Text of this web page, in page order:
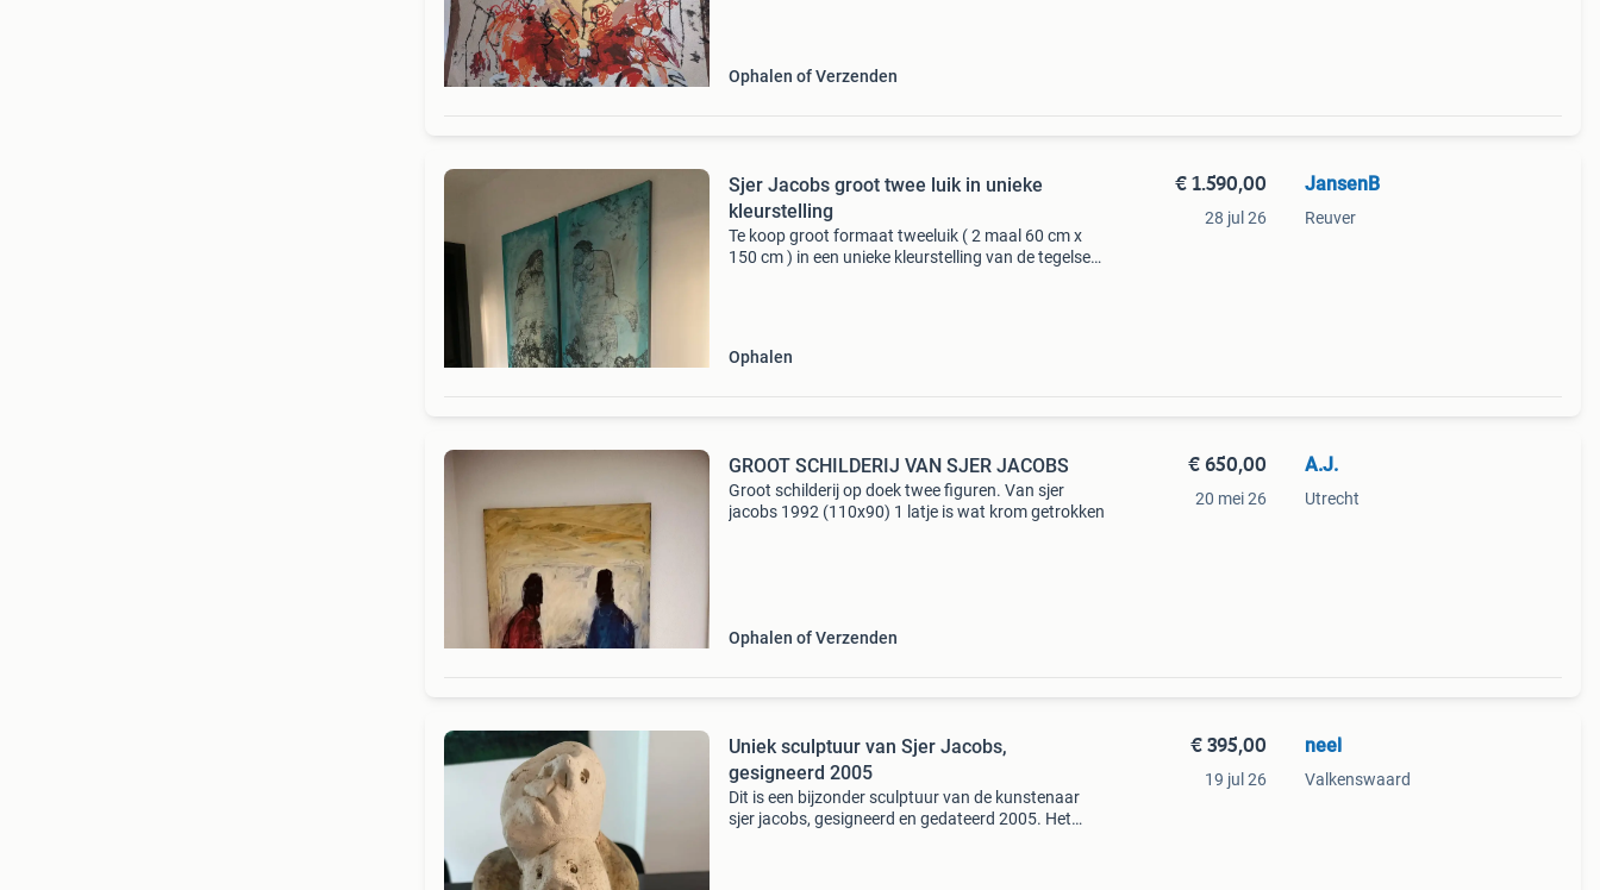
Ophalen of Verzenden
Sjer Jacobs groot twee luik in unieke
kleurstelling
Te koop groot formaat tweeluik ( 2 maal 60 cm x
150 cm ) in een unieke kleurstelling van de tegelse
Ophalen
€ 1.590,00
28 jul 26
JansenB
Reuver
GROOT SCHILDERIJ VAN SJER JACOBS
Groot schilderij op doek twee figuren. Van sjer
jacobs 1992 (110x90) 1 latje is wat krom getrokken
Ophalen of Verzenden
€ 650,00
20 mei 26
A.J.
Utrecht
Uniek sculptuur van Sjer Jacobs,
gesigneerd 2005
Dit is een bijzonder sculptuur van de kunstenaar
sjer jacobs, gesigneerd en gedateerd 2005. Het
€ 395,00
19 jul 26
neel
Valkenswaard